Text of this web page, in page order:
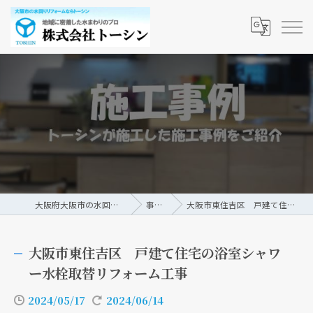
大阪府大阪市の水回りリフォームなら株式会社トーシン 事例/ブログ 大阪市東住吉区 戸建て住宅の浴室シャワー水栓取替リフォーム工事
大阪市東住吉区 戸建て住宅の浴室シャワ
ー水栓取替リフォーム工事
2024/05/17 2024/06/14